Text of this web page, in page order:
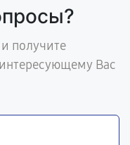
получите
Вас